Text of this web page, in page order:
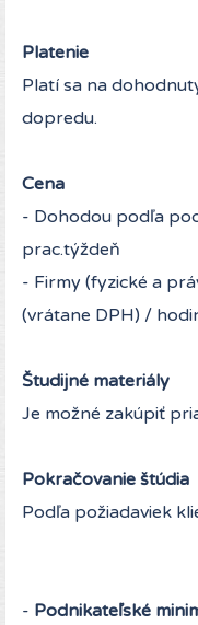
Platenie
Platí sa na
dopredu.
Cena
- Dohodou podľa
prac.týždeň
- Firmy (fyzické a
(vrátane DPH) /
Študijné materiály
Je možné zakúpiť
Pokračovanie štúdia
Podľa požiadaviek
- Podnikateľské